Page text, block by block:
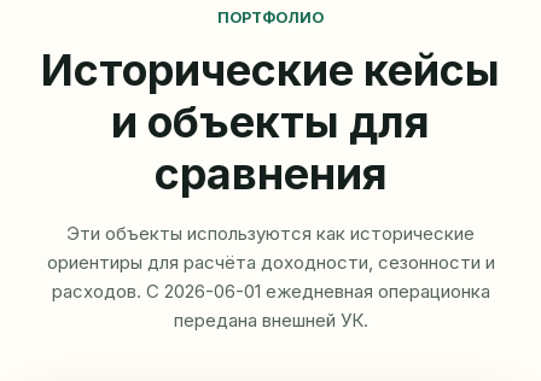
ПОРТФОЛИО
Исторические кейсы
и объекты для
сравнения
Эти объекты используются как исторические
ориентиры для расчёта доходности, сезонности и
расходов. С 2026-06-01 ежедневная операционка
передана внешней УК.